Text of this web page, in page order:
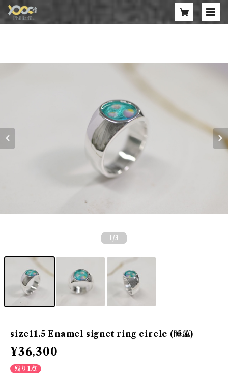
1 /3
size11.5 Enamel signet ring circle (睡蓮)
¥36,300
残り1点